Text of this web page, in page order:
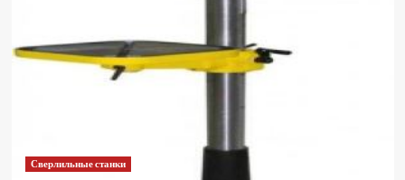
Сверлильные станки